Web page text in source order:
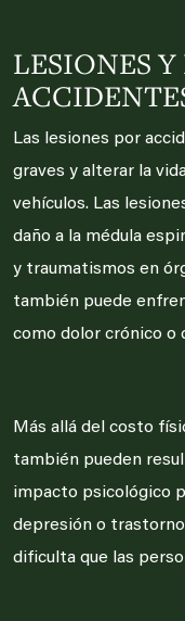
LESIONES
Las lesiones por
graves y alterar la
vehículos. Las
daño a la médula
y traumatismos en
también puede
como dolor crónico o
Más allá del costo
también pueden
impacto psicológico
depresión o
dificulta que las